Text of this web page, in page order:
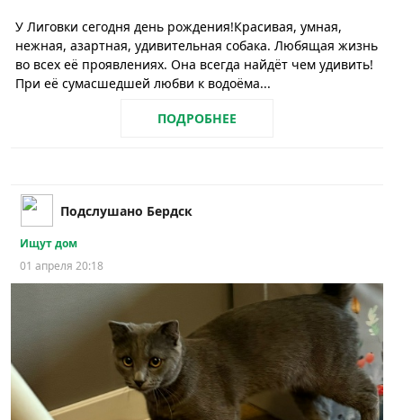
У Лиговки сегодня день рождения!Красивая, умная,
нежная, азартная, удивительная собака. Любящая жизнь
во всех её проявлениях. Она всегда найдёт чем удивить!
При её сумасшедшей любви к водоёма...
ПОДРОБНЕЕ
Подслушано Бердск
Ищут дом
01 апреля 20:18